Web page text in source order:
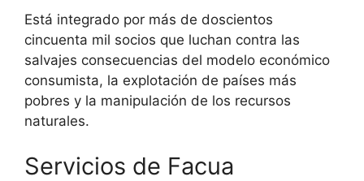
Está integrado por más de doscientos
cincuenta mil socios que luchan contra las
salvajes consecuencias del modelo económico
consumista, la explotación de países más
pobres y la manipulación de los recursos
naturales.
Servicios de Facua